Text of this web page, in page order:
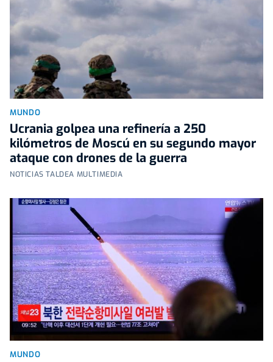
MUNDO
Ucrania golpea una refinería a 250
kilómetros de Moscú en su segundo mayor
ataque con drones de la guerra
NOTICIAS TALDEA MULTIMEDIA
MUNDO